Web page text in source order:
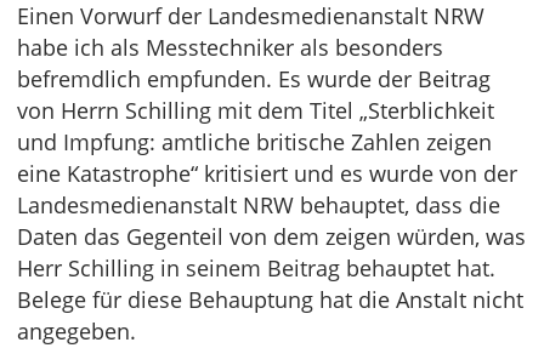
Einen Vorwurf der Landesmedienanstalt NRW
habe ich als Messtechniker als besonders
befremdlich empfunden. Es wurde der Beitrag
von Herrn Schilling mit dem Titel „Sterblichkeit
und Impfung: amtliche britische Zahlen zeigen
eine Katastrophe“ kritisiert und es wurde von der
Landesmedienanstalt NRW behauptet, dass die
Daten das Gegenteil von dem zeigen würden, was
Herr Schilling in seinem Beitrag behauptet hat.
Belege für diese Behauptung hat die Anstalt nicht
angegeben.